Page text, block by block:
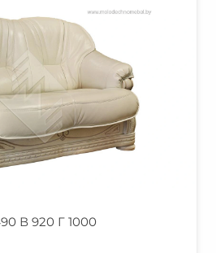
В 920 Г 1000